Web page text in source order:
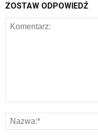
ZOSTAW ODPOWIEDŹ